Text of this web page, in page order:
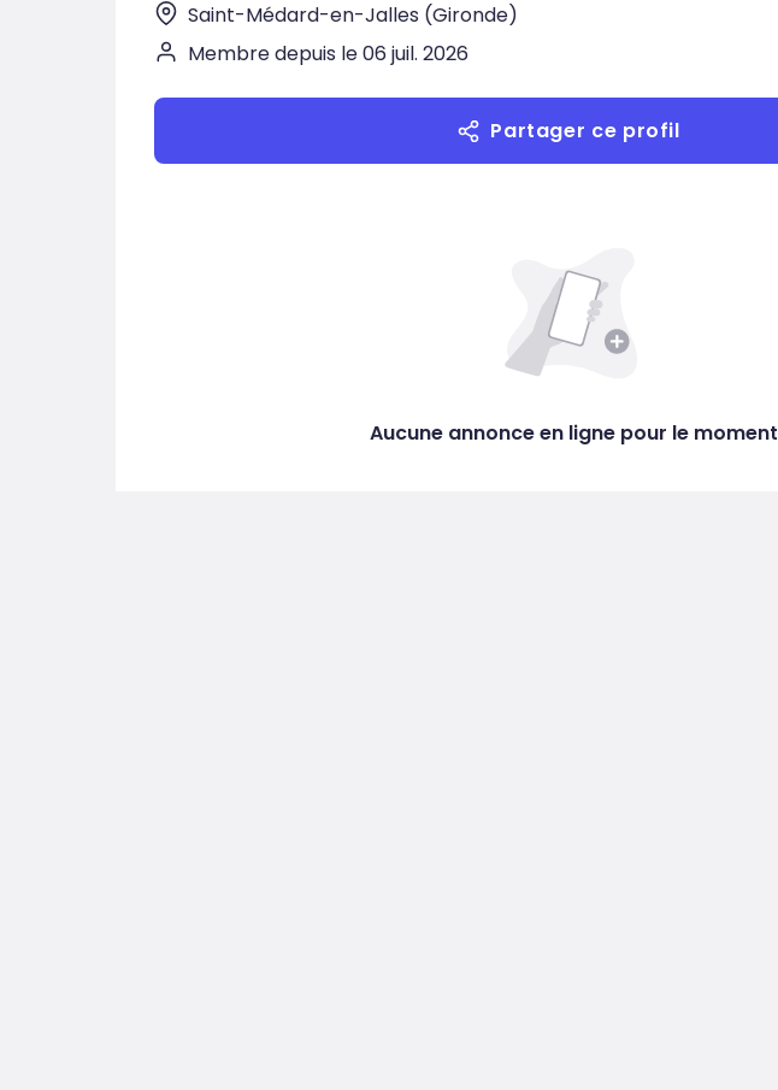
Saint-Médard-en-Jalles (Gironde)
Membre depuis le 06 juil. 2026
Partager ce profil
Aucune annonce en ligne pour le moment